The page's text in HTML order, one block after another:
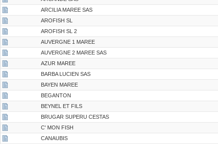
ARCILIA MAREE SAS
AROFISH SL
AROFISH SL 2
AUVERGNE 1 MAREE
AUVERGNE 2 MAREE SAS
AZUR MAREE
BARBA LUCIEN SAS
BAYEN MAREE
BEGANTON
BEYNEL ET FILS
BRUGAR SUPERU CESTAS
C' MON FISH
CANAUBIS